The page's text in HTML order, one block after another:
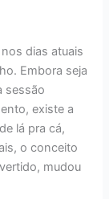
dias atuais
Embora seja
sessão
existe a
lá pra cá,
o conceito
mudou